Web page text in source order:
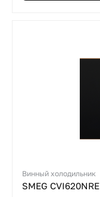
Винный холодильник
SMEG CVI620NRE